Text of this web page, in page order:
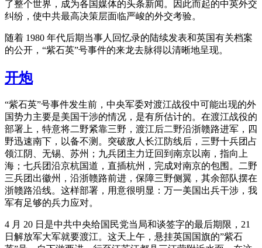
了整个世界，成为各国媒体的头条新闻。因此而起的中英外交
纠纷，使中共最高决策层面临严峻的外交考验。
随着 1980 年代后期当事人回忆录的陆续发表和英国有关档案
的公开，“紫石英”号事件的来龙去脉得以清晰地呈现。
开炮
“紫石英”号事件发生前，中央军委对渡江战役中可能出现的外
国势力主要是美国干涉的情况，是有所估计的。在渡江战役的
部署上，特意将二野紧靠三野，渡江后二野沿浙赣路进军，四
野迅速南下，以备不测。突破敌人长江防线后，三野十兵团占
领江阴、无锡、苏州；九兵团主力迂回到南京以南，指向上
海；七兵团沿京杭国道，直插杭州，完成对南京的包围。二野
三兵团出徽州，沿浙赣路前进，保障三野侧翼，其余部队摆在
浙赣路沿线。这样部署，用意很明显：万一美国出兵干涉，我
军有足够的兵力应对。
4 月 20 日是中共中央给国民党当局和谈签字的最后期限，21
日解放军大军就要渡江。这天上午，悬挂英国国旗的”紫石